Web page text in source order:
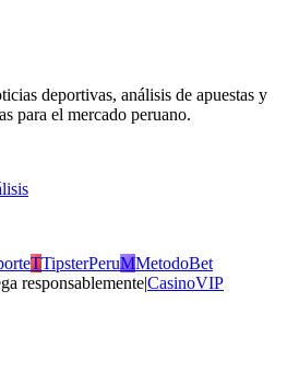
deportivas, análisis de apuestas y
para el mercado peruano.
TTipsterPeruMMetodoBet
responsablemente|CasinoVIP